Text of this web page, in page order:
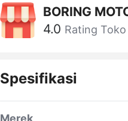
BORING
4.0 Rating Toko
Spesifikasi
Merek